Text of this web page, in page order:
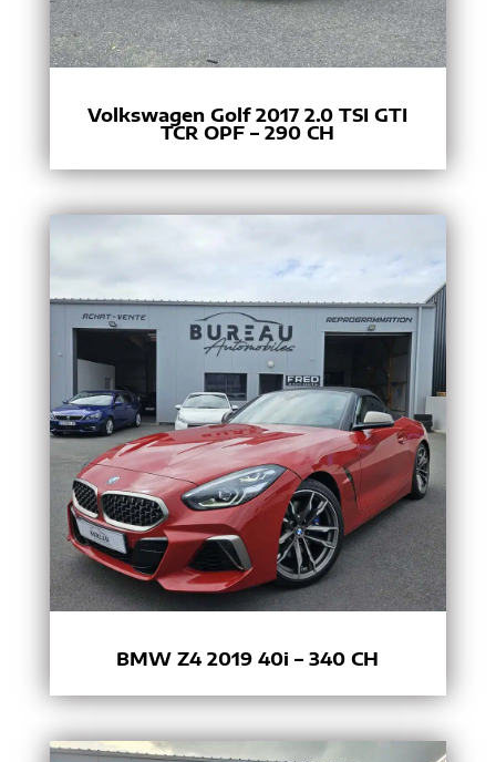
Volkswagen Golf 2017 2.0 TSI GTI
TCR OPF – 290 CH
BMW Z4 2019 40i – 340 CH